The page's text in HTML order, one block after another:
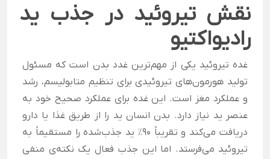
نقش تیروئید در جذب ید
رادیواکتیو
غده تیروئید یکی از مهم‌ترین غدد بدن است که مسئول
تولید هورمون‌های تیروئیدی برای تنظیم متابولیسم، رشد
و عملکرد مغز است. این غده برای عملکرد صحیح خود به
عنصر ید نیاز دارد. بدن انسان ید را از طریق غذا یا دارو
دریافت می‌کند و تقریباً ۹۰٪ ید جذب‌شده را مستقیماً به
تیروئید می‌فرستد. اما این جذب فعال یک نکته‌ی منفی